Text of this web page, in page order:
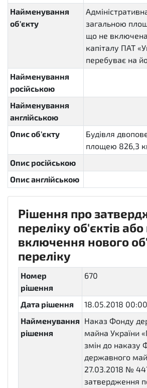
Найменування
об'єкту
загальною
що не
капіталу ПАТ
перебуває на
Найменування
російською
Найменування
англійською
Опис об'єкту
Будівля
площею 826,3
Опис російською
Опис англійською
Рішення про
переліку об'єктів
включення нового
переліку
Номер
рішення
670
Дата рішення
18.05.2018 00:00
Найменування
рішення
Наказ Фонду
майна України
змін до наказу
державного
27.03.2018 №
затвердження